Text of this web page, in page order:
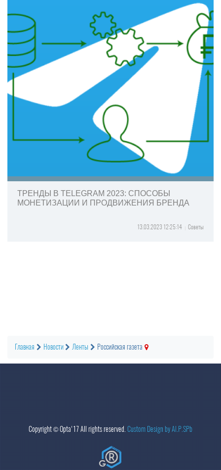
ТРЕНДЫ В TELEGRAM 2023: СПОСОБЫ
МОНЕТИЗАЦИИ И ПРОДВИЖЕНИЯ БРЕНДА
13.03.2023 12:25:14 Советы
Главная Новости Ленты Российская газета
Copyright ©Opta'17 All rights reserved.Custom Design by Al.P.SPb